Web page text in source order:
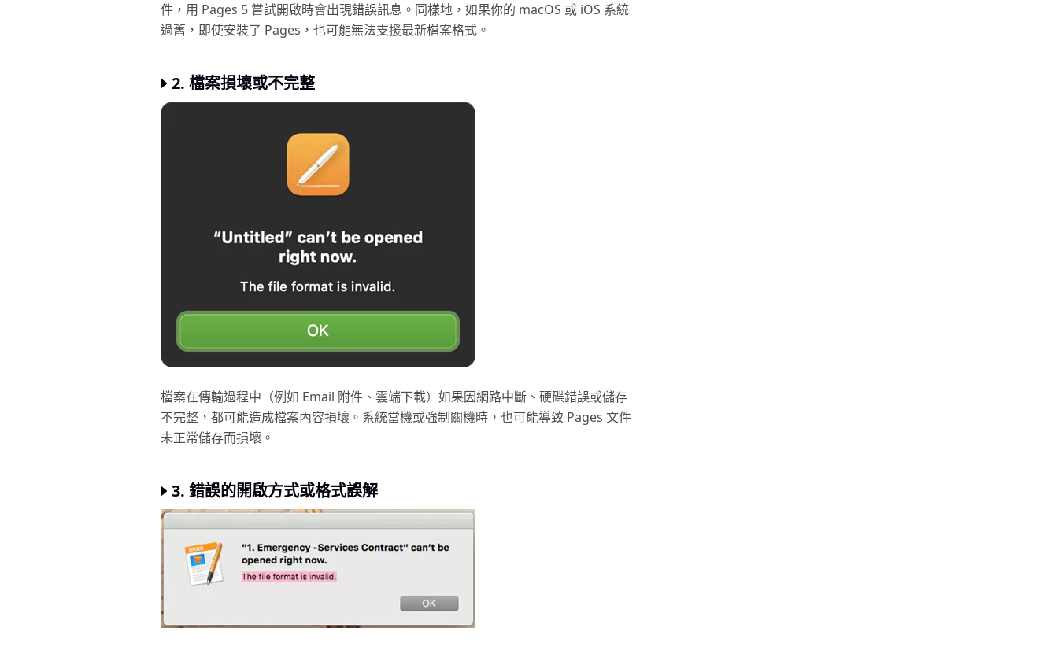
件，用 Pages 5 嘗試開啟時會出現錯誤訊息。同樣地，如果你的 macOS 或 iOS 系統
過舊，即使安裝了 Pages，也可能無法支援最新檔案格式。
2. 檔案損壞或不完整
檔案在傳輸過程中（例如 Email 附件、雲端下載）如果因網路中斷、硬碟錯誤或儲存
不完整，都可能造成檔案內容損壞。系統當機或強制關機時，也可能導致 Pages 文件
未正常儲存而損壞。
3. 錯誤的開啟方式或格式誤解